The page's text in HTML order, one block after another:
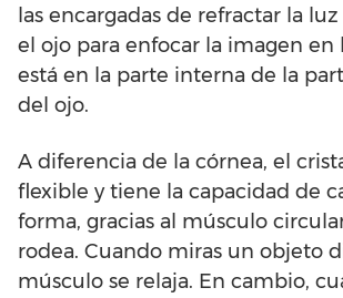
las encargadas de refractar la
el ojo para enfocar la imagen en
está en la parte interna de la
del ojo.
A diferencia de la córnea, el
flexible y tiene la capacidad de
forma, gracias al músculo
rodea. Cuando miras un objeto
músculo se relaja. En cambio,